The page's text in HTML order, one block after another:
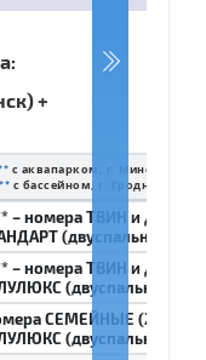
+
с аквапарком, г. Минск
с бассейном, г. Гродно
– номера ТВИН и ДАБЛ
(двуспальная
– номера ТВИН и ДАБЛ
(двуспальная
СЕМЕЙНЫЕ (2
(двуспальная